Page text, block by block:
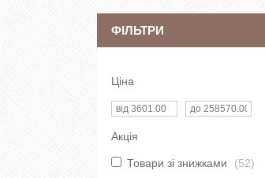
ФІЛЬТРИ
Ціна
Акція
Товари зі знижками 52